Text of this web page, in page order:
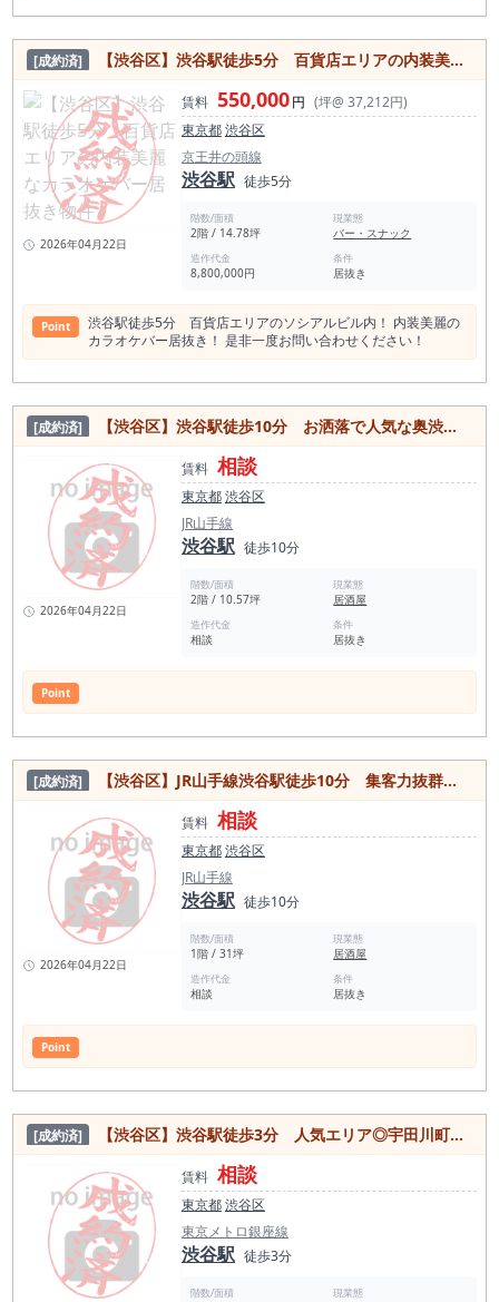
[成約済] 【渋谷区】渋谷駅徒歩5分 百貨店エリアの内装美麗なカラオケバー居抜き物件
2026年04月22日
賃料 550,000円 (坪@ 37,212円)
東京都渋谷区
京王井の頭線
渋谷駅 徒歩5分
階数/面積
2階 / 14.78坪
現業態
バー・スナック
造作代金
8,800,000円
条件
居抜き
Point
渋谷駅徒歩5分 百貨店エリアのソシアルビル内！ 内装美麗の
カラオケバー居抜き！ 是非一度お問い合わせください！
[成約済] 【渋谷区】渋谷駅徒歩10分 お洒落で人気な奥渋エリア！内装美麗な居抜き物件
2026年04月22日
賃料 相談
東京都渋谷区
JR山手線
渋谷駅 徒歩10分
階数/面積
2階 / 10.57坪
現業態
居酒屋
造作代金
相談
条件
居抜き
Point
[成約済] 【渋谷区】JR山手線渋谷駅徒歩10分 集客力抜群の人気エリア！カフェ居抜き物件
2026年04月22日
賃料 相談
東京都渋谷区
JR山手線
渋谷駅 徒歩10分
階数/面積
1階 / 31坪
現業態
居酒屋
造作代金
相談
条件
居抜き
Point
[成約済] 【渋谷区】渋谷駅徒歩3分 人気エリア◎宇田川町の築浅スケルトン渡し物件
賃料 相談
東京都渋谷区
東京メトロ銀座線
渋谷駅 徒歩3分
階数/面積 現業態